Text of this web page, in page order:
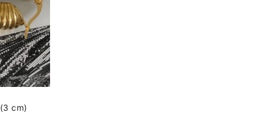
cm)